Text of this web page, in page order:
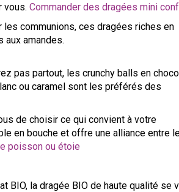
vous. Commander des dragées mini
communions, ces dragées riches en
amandes.
pas partout, les crunchy balls en
ou caramel sont les préférés des
de choisir ce qui convient à votre
en bouche et offre une alliance entre
poisson ou étoie
BIO, la dragée BIO de haute qualité se